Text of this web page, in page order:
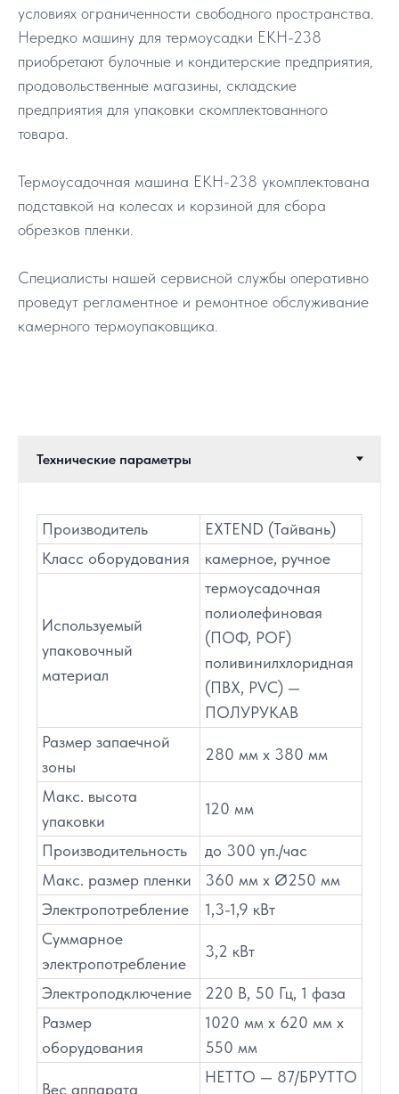
условиях ограниченности свободного пространства.
Нередко машину для термоусадки ЕКН-238
приобретают булочные и кондитерские предприятия,
продовольственные магазины, складские
предприятия для упаковки скомплектованного
товара.
Термоусадочная машина EKH-238 укомплектована
подставкой на колесах и корзиной для сбора
обрезков пленки.
Специалисты нашей сервисной службы оперативно
проведут регламентное и ремонтное обслуживание
камерного термоупаковщика.
Производитель
EXTEND (Тайвань)
Класс оборудования
камерное, ручное
Используемый
упаковочный
материал
термоусадочная
полиолефиновая
(ПОФ, POF)
поливинилхлоридная
(ПВХ, PVC) —
ПОЛУРУКАВ
Размер запаечной
зоны
280 мм х 380 мм
Макс. высота
упаковки
120 мм
Производительность
до 300 уп./час
Макс. размер пленки
360 мм х Ø250 мм
Электропотребление
1,3-1,9 кВт
Суммарное
электропотребление
3,2 кВт
Электроподключение
220 В, 50 Гц, 1 фаза
Размер
оборудования
1020 мм х 620 мм х
550 мм
Вес аппарата
НЕТТО — 87/БРУТТО